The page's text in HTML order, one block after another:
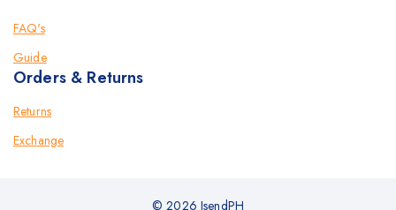
FAQ's
Guide
Orders & Returns
Returns
Exchange
© 2026 IsendPH